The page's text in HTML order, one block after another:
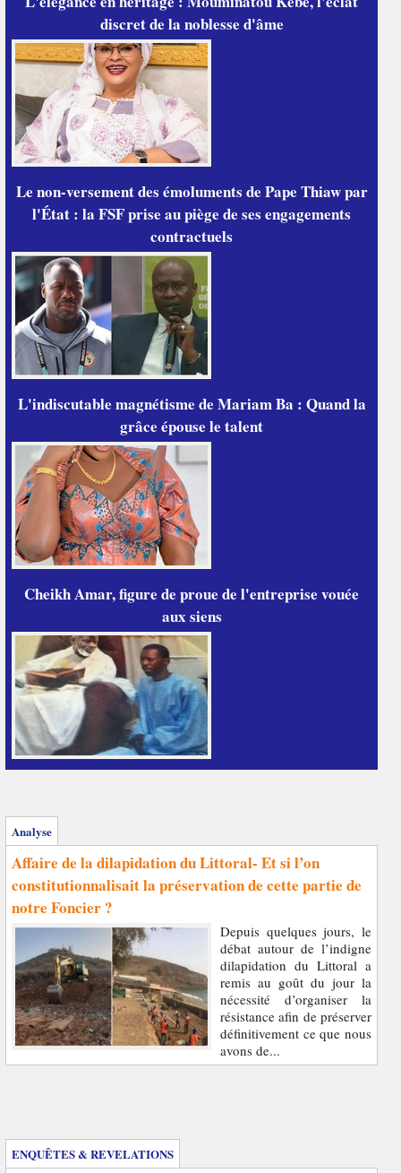
discret de la noblesse d'âme
Le non-versement des émoluments de Pape Thiaw par
l'État : la FSF prise au piège de ses engagements
contractuels
L'indiscutable magnétisme de Mariam Ba : Quand la
grâce épouse le talent
Cheikh Amar, figure de proue de l'entreprise vouée
aux siens
Analyse
Affaire de la dilapidation du Littoral- Et si l’on
constitutionnalisait la préservation de cette partie de
notre Foncier ?
Depuis quelques jours, le
débat autour de l’indigne
dilapidation du Littoral a
remis au goût du jour la
nécessité d’organiser la
résistance afin de préserver
définitivement ce que nous
avons de...
ENQUÊTES & REVELATIONS